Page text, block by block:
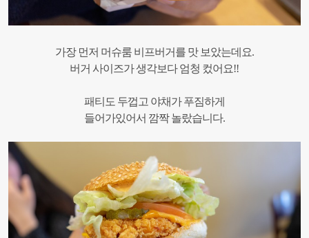
가장 먼저 머슈룸 비프버거를 맛 보았는데요.
버거 사이즈가 생각보다 엄청 컸어요!!
패티도 두껍고 야채가 푸짐하게
들어가있어서 깜짝 놀랐습니다.